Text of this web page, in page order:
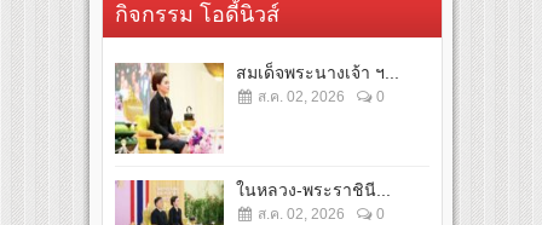
กิจกรรม โอดี้นิวส์
สมเด็จพระนางเจ้า ฯ...
ส.ค. 02, 2026 0
ในหลวง-พระราชินี...
ส.ค. 02, 2026 0